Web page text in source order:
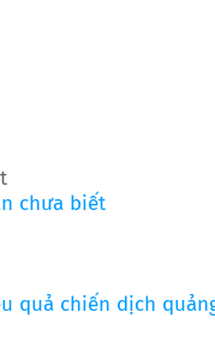
chưa biết
quả chiến dịch